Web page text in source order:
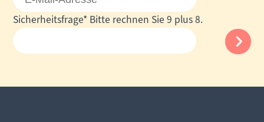
Mail-
Adresse
Pflichtfeld
Sicherheitsfrage* Bitte rechnen Sie 9 plus 8.